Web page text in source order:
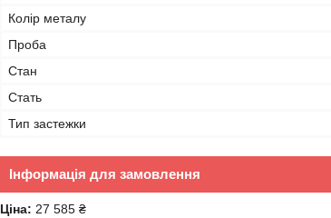
Колір металу
Проба
Стан
Стать
Тип застежки
Інформація для замовлення
Ціна: 27 585 ₴